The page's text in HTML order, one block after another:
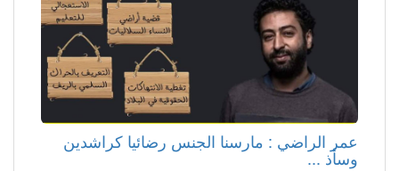
عمر الراضي : مارسنا الجنس رضائيا كراشدين
وسأذ ...